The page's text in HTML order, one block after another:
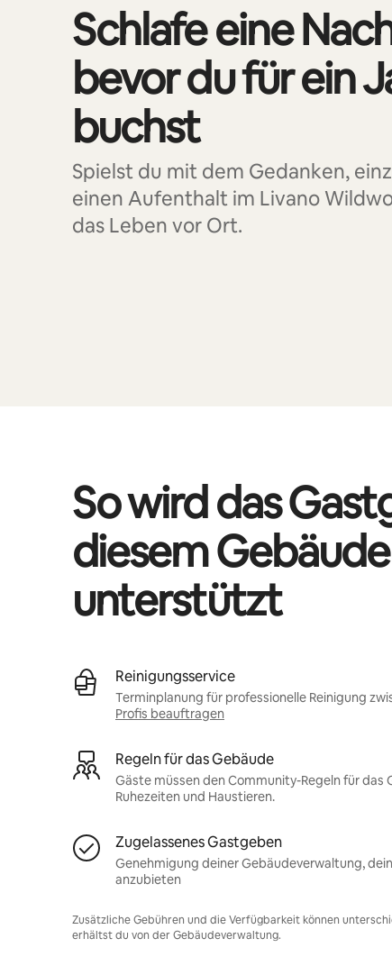
Schlafe eine
bevor du für ein
buchst
Spielst du mit dem Gedanken,
einen Aufenthalt im Livano
das Leben vor Ort.
So wird das
diesem Gebäude
unterstützt
Reinigungsservice
Terminplanung für professionelle Reinigung
Profis beauftragen
Regeln für das Gebäude
Gäste müssen den Community-Regeln für das
Ruhezeiten und Haustieren.
Zugelassenes Gastgeben
Genehmigung deiner Gebäudeverwaltung,
anzubieten
Zusätzliche Gebühren und die Verfügbarkeit können
erhältst du von der Gebäudeverwaltung.